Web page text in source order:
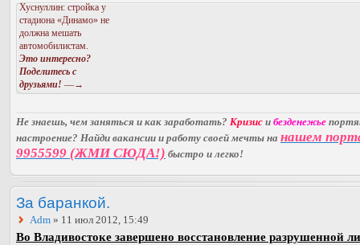
Хуснуллин: стройка у
стадиона «Динамо» не
должна мешать
автомобилистам.
Это интересно?
Поделитесь с
друзьями! —→
Не знаешь, чем заняться и как заработать? Кризис и безденежье
настроение? Найди вакансии и работу своей мечты на нашем
9955599 (ЖМИ СЮДА!) быстро и легко!
За баранкой.
Adm » 11 июл 2012, 15:49
Во Владивостоке завершено восстановление разрушенной